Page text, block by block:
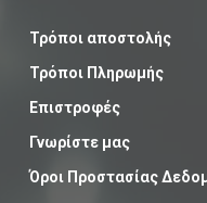
Τρόποι αποστολής
Τρόποι Πληρωμής
Επιστροφές
Γνωρίστε μας
Όροι Προστασίας